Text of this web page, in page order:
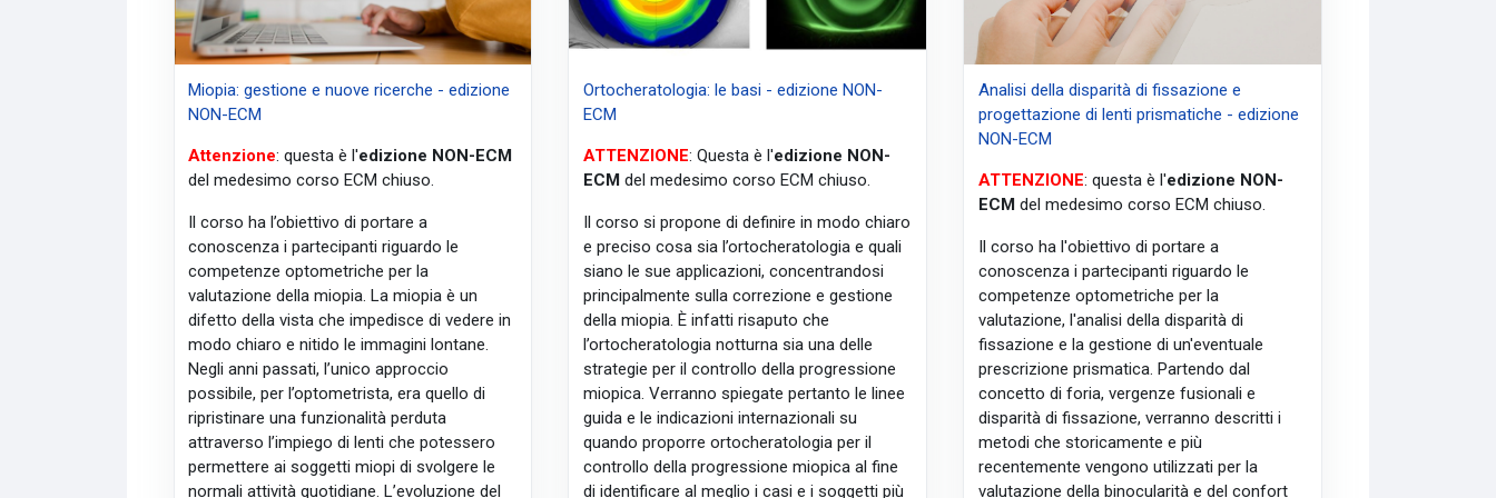
Miopia: gestione e nuove ricerche - edizione
NON-ECM
Attenzione: questa è l'edizione NON-ECM
del medesimo corso ECM chiuso.
Il corso ha l’obiettivo di portare a
conoscenza i partecipanti riguardo le
competenze optometriche per la
valutazione della miopia. La miopia è un
difetto della vista che impedisce di vedere in
modo chiaro e nitido le immagini lontane.
Negli anni passati, l’unico approccio
possibile, per l’optometrista, era quello di
ripristinare una funzionalità perduta
attraverso l’impiego di lenti che potessero
permettere ai soggetti miopi di svolgere le
normali attività quotidiane. L’evoluzione del
Ortocheratologia: le basi - edizione NON-
ECM
ATTENZIONE: Questa è l'edizione NON-
ECM del medesimo corso ECM chiuso.
Il corso si propone di definire in modo chiaro
e preciso cosa sia l’ortocheratologia e quali
siano le sue applicazioni, concentrandosi
principalmente sulla correzione e gestione
della miopia. È infatti risaputo che
l’ortocheratologia notturna sia una delle
strategie per il controllo della progressione
miopica. Verranno spiegate pertanto le linee
guida e le indicazioni internazionali su
quando proporre ortocheratologia per il
controllo della progressione miopica al fine
di identificare al meglio i casi e i soggetti più
Analisi della disparità di fissazione e
progettazione di lenti prismatiche - edizione
NON-ECM
ATTENZIONE: questa è l'edizione NON-
ECM del medesimo corso ECM chiuso.
Il corso ha l'obiettivo di portare a
conoscenza i partecipanti riguardo le
competenze optometriche per la
valutazione, l'analisi della disparità di
fissazione e la gestione di un'eventuale
prescrizione prismatica. Partendo dal
concetto di foria, vergenze fusionali e
disparità di fissazione, verranno descritti i
metodi che storicamente e più
recentemente vengono utilizzati per la
valutazione della binocularità e del confort